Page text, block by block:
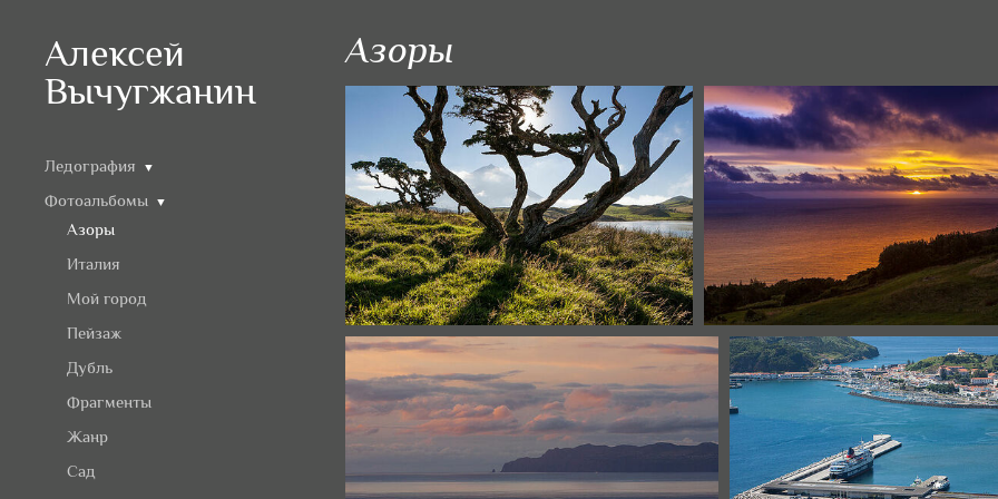
Алексей
Вычугжанин
Ледография ▼
Фотоальбомы ▼
Азоры
Италия
Мой город
Пейзаж
Дубль
Фрагменты
Жанр
Сад
Азоры